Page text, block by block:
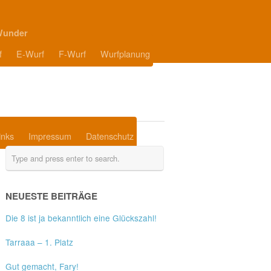
E-Wurf F-Wurf Wurfplanung
Impressum Datenschutz
NEUESTE BEITRÄGE
Die 8 ist ja bekanntlich eine Glückszahl!
Tarraaa – 1. Platz
Gut gemacht, Fary!